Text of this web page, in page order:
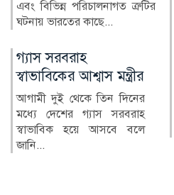
মাঝ আকাশে মার্কিন প্রেসিডেন্ট
ডোনাল্ড ট্রাম্পের হেলিকপ্টার
দ্রব্যমূল্য বৃদ্ধির প্রতিবাদে
১১ দলের স্মারকলিপি
গ্যাস সংকট, দীর্ঘস্থায়ী
লোডশেডিং, বিদ্যুতের মূল্যবৃদ্ধি,
ভুতুড়ে বিল আদায় এবং...